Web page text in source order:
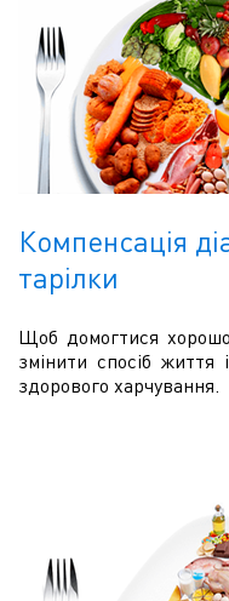
Компенсація
тарілки
Щоб домогтися
змінити спосіб життя
здорового харчування.